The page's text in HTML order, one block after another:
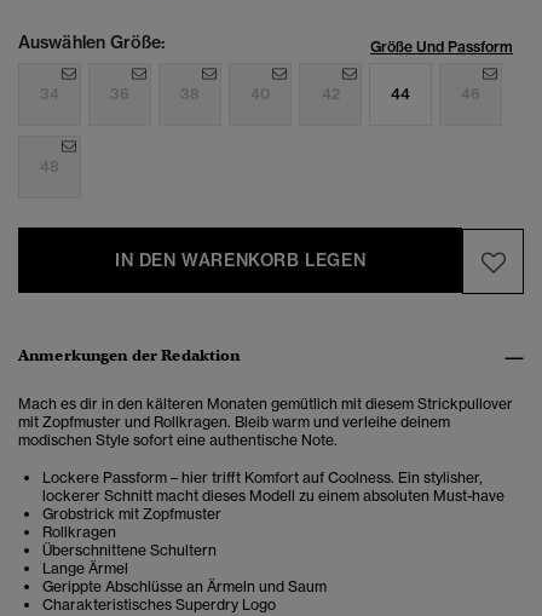
Auswählen Größe: Größe Und Passform
34 36 38 40 42 44 46
48
IN DEN WARENKORB LEGEN
Anmerkungen der Redaktion
Mach es dir in den kälteren Monaten gemütlich mit diesem Strickpullover
mit Zopfmuster und Rollkragen. Bleib warm und verleihe deinem
modischen Style sofort eine authentische Note.
Lockere Passform – hier trifft Komfort auf Coolness. Ein stylisher,
lockerer Schnitt macht dieses Modell zu einem absoluten Must-have
Grobstrick mit Zopfmuster
Rollkragen
Überschnittene Schultern
Lange Ärmel
Gerippte Abschlüsse an Ärmeln und Saum
Charakteristisches Superdry Logo